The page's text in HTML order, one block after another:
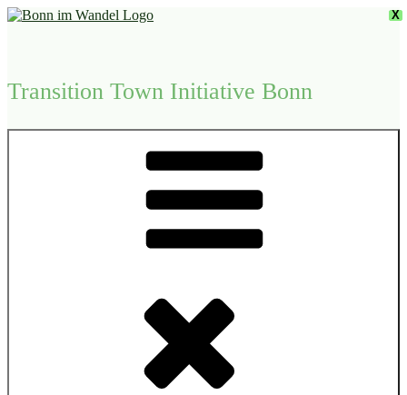
Zum
Transition Town Initiative Bonn
X